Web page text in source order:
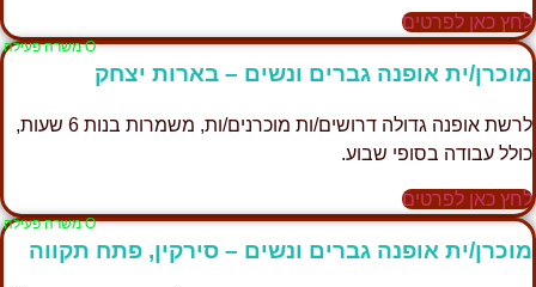
לחץ כאן לפרטים
Ο משרה פעילה
מוכרן/ית אופנה גברים ונשים – בארות יצחק
לרשת אופנה גדולה דרושים/ות מוכרנים/ות, משמרות בנות 6 שעות,
כולל עבודה בסופי שבוע.
לחץ כאן לפרטים
Ο משרה פעילה
מוכרן/ית אופנה גברים ונשים – סירקין, פתח תקווה